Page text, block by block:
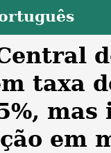
taxa
mas
em